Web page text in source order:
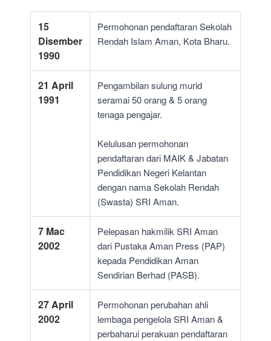
15
Disember
1990
Permohonan pendaftaran Sekolah
Rendah Islam Aman, Kota Bharu.
21 April
1991
Pengambilan sulung murid
seramai 50 orang & 5 orang
tenaga pengajar.
Kelulusan permohonan
pendaftaran dari MAIK & Jabatan
Pendidikan Negeri Kelantan
dengan nama Sekolah Rendah
(Swasta) SRI Aman.
7 Mac
2002
Pelepasan hakmilik SRI Aman
dari Pustaka Aman Press (PAP)
kepada Pendidikan Aman
Sendirian Berhad (PASB).
27 April
2002
Permohonan perubahan ahli
lembaga pengelola SRI Aman &
perbaharui perakuan pendaftaran